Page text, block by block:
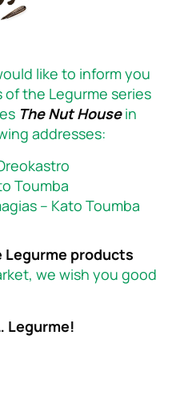
like to inform you
the Legurme series
The Nut Housein
addresses:
Toumba
– Kato Toumba
Legurme products
we wish you good
Legurme!